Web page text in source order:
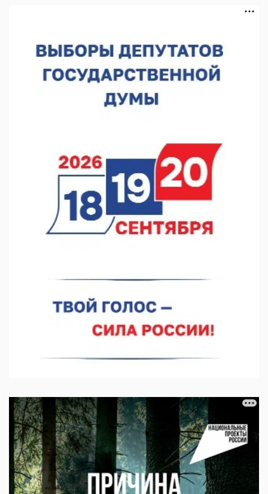
В Нижнем Новгороде отметили 70-летие Дня строителя
07.08.2026 12:04
В Нижегородской области созданы четыре ММЦ
07.08.2026 11:46